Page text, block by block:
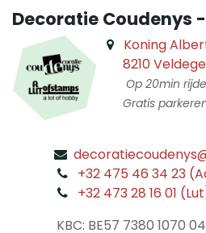
Decoratie Coudenys
Koning
8210
Op 20min
Gratis parkeren
+32 475 46 34 23
+32 473 28 16 01
KBC: BE57 7380 1070